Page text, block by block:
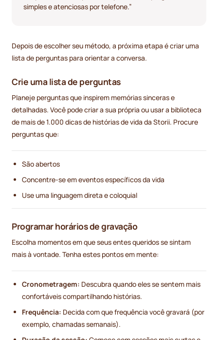
simples e atenciosas por telefone.”
Depois de escolher seu método, a próxima etapa é criar uma
lista de perguntas para orientar a conversa.
Crie uma lista de perguntas
Planeje perguntas que inspirem memórias sinceras e
detalhadas. Você pode criar a sua própria ou usar a biblioteca
de mais de 1.000 dicas de histórias de vida da Storii. Procure
perguntas que:
São abertos
Concentre-se em eventos específicos da vida
Use uma linguagem direta e coloquial
Programar horários de gravação
Escolha momentos em que seus entes queridos se sintam
mais à vontade. Tenha estes pontos em mente:
Cronometragem: Descubra quando eles se sentem mais
confortáveis compartilhando histórias.
Frequência: Decida com que frequência você gravará (por
exemplo, chamadas semanais).